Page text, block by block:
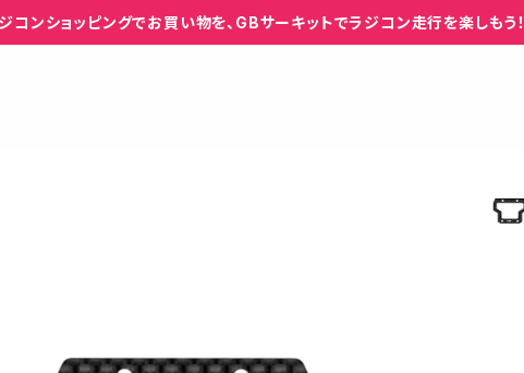
コンショッピングでお買い物を、GBサーキットでラジコン走行を楽しもう！